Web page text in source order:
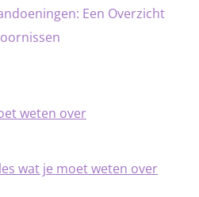
Een Overzicht
weten over
wat je moet weten over